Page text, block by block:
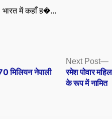
भारत में कहाँ ह�...
मिलियन नेपाली
Next Post
रमेश पोवार
के रूप में नामित